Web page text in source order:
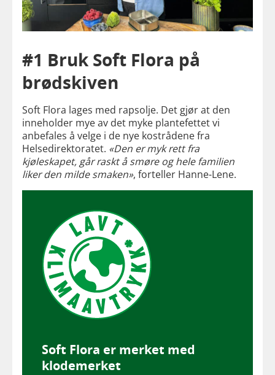
#1 Bruk Soft Flora på
brødskiven
Soft Flora lages med rapsolje. Det gjør at den
inneholder mye av det myke plantefettet vi
anbefales å velge i de nye kostrådene fra
Helsedirektoratet. «Den er myk rett fra
kjøleskapet, går raskt å smøre og hele familien
liker den milde smaken», forteller Hanne-Lene.
Soft Flora er merket med
klodemerket